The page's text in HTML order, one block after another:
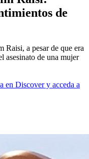
de
Raisi, a pesar de que era
asesinato de una mujer
en Discover y acceda a